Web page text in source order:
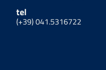
tel
(+39) 041.5316722